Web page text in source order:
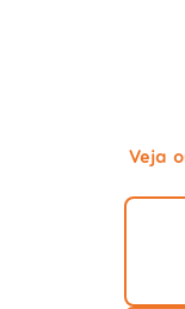
Veja